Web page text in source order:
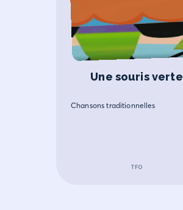
Une souris verte
Chansons traditionnelles
TFO